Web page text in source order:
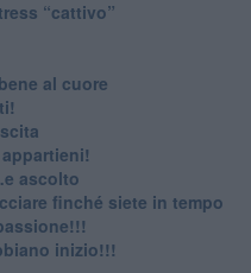
“cattivo”
al cuore
ascolto
finché siete in tempo
inizio!!!